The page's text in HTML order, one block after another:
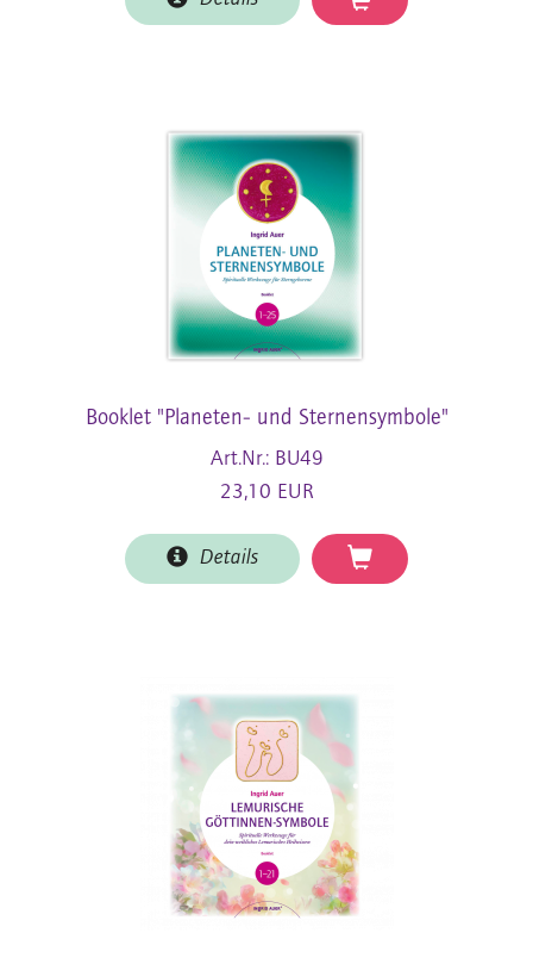
Booklet "Planeten- und Sternensymbole"
Art.Nr.: BU49
23,10 EUR
Details